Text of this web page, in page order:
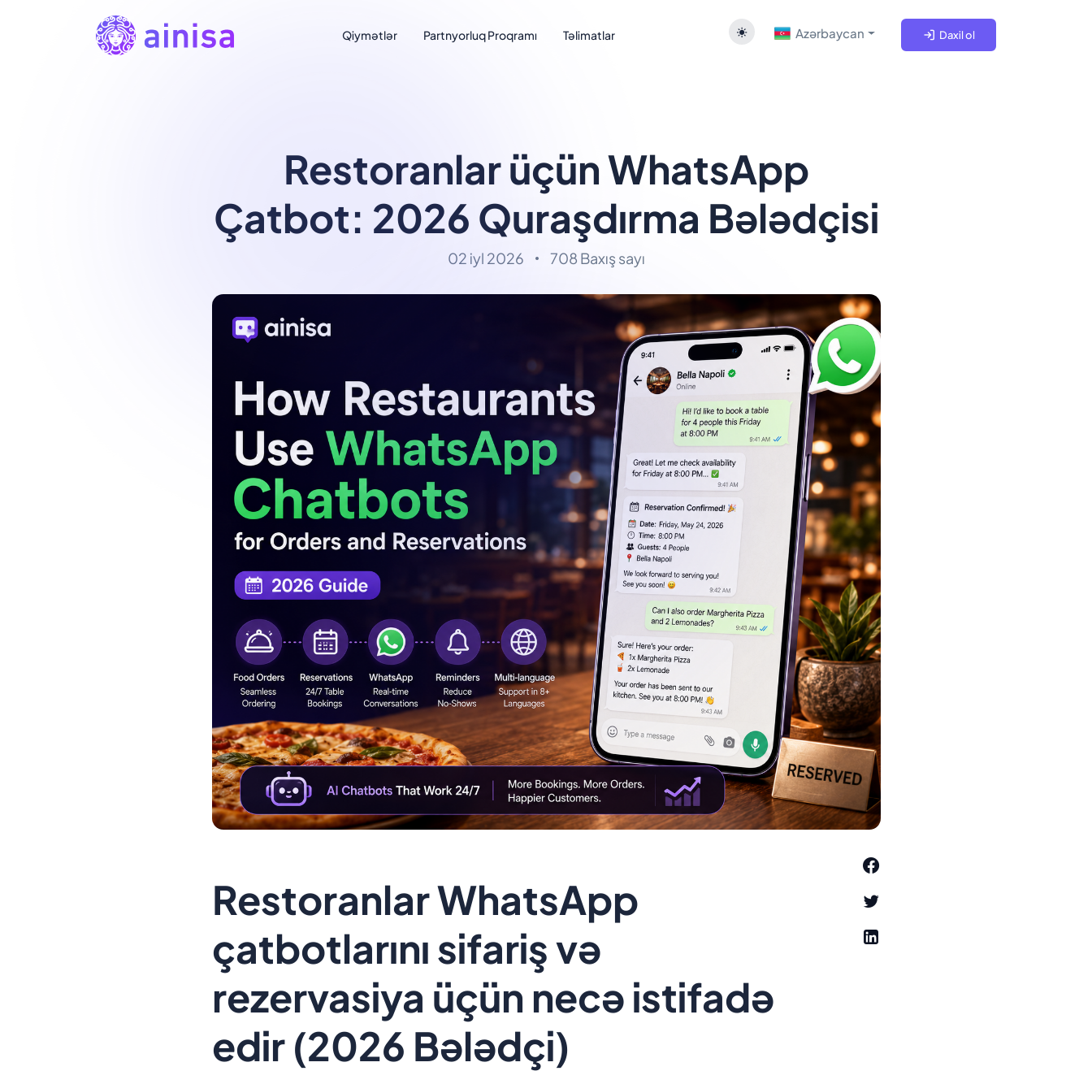
Qiymətlər Partnyorluq Proqramı Təlimatlar Daxil ol
Azərbaycan
Restoranlar üçün WhatsApp
Çatbot: 2026 Quraşdırma Bələdçisi
02 iyl 2026 708 Baxış sayı
Restoranlar WhatsApp
çatbotlarını sifariş və
rezervasiya üçün necə istifadə
edir (2026 Bələdçi)